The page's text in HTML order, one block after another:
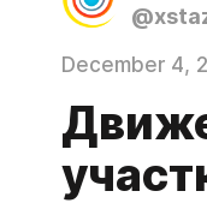
December 4,